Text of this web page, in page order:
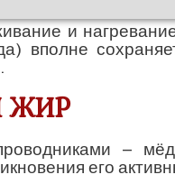
и
вполне
ЖИР
–
его